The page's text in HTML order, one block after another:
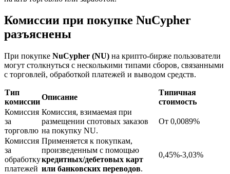
Эксклюзивные инвестиции для владельцев BTR
Комиссии при покупке NuCypher
разъяснены
При покупке NuCypher (NU) на крипто-бирже пользователи
могут столкнуться с несколькими типами сборов, связанными
с торговлей, обработкой платежей и выводом средств.
Тип
комиссии
Описание
Типичная
стоимость
Комиссия
за
торговлю
Комиссия, взимаемая при
размещении спотовых заказов
на покупку NU.
От 0,0089%
Комиссия
за
обработку
платежей
Применяется к покупкам,
произведенным с помощью
кредитных/дебетовых карт
или банковских переводов.
0,45%-3,03%